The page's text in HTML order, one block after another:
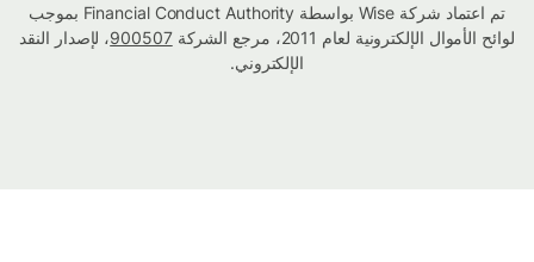
تم اعتماد شركة Wise بواسطة Financial Conduct Authority بموجب
لوائح الأموال الإلكترونية لعام 2011، مرجع الشركة
900507، لإصدار النقد
الإلكتروني.